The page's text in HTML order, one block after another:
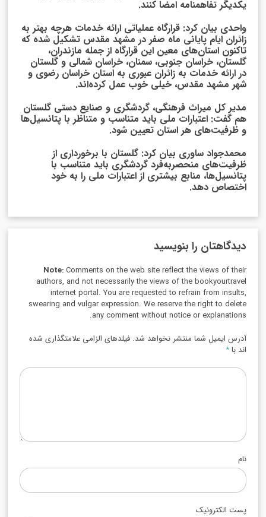
یکدیگر تفاهمنامه امضا کنند.
واحدی بیان کرد: قرارگاه عملیاتی ارائه خدمات هرچه بهتر به
زائران ایام پایانی ماه صفر در مشهد مقدس تشکیل شده که
تاکنون استان‌های معین این قرارگاه از جمله مازندران،
گلستان، خراسان جنوبی، سمنان، خراسان شمالی و گلستان
در ارائه خدمات به زائران عبوری به استان خراسان رضوی و
شهر مشهد مقدس، خیلی خوب عمل کرده‌اند.
مدیر کل میراث فرهنگی، گردشگری و صنایع دستی گلستان
هم گفت: اعتبارات ملی باید متناسب و متناظر با پتانسیل‌ها
و ظرفیت‌های هر استان تعیین شود.
محمدجواد ساوری بیان کرد: گلستان با برخورداری از
ظرفیت‌های منحصربه‌فرد گردشگری باید متناسب با
پتانسیل‌ها، منابع بیشتری از اعتبارات ملی را به خود
اختصاص دهد.
دیدگاهتان را بنویسید
Note:Comments on the web site reflect the views of their
authors, and not necessarily the views of the bookyourtravel
internet portal. You are requested to refrain from insults,
swearing and vulgar expression. We reserve the right to delete
any comment without notice or explanations.
آدرس ایمیل شما منتشر نخواهد شد. فیلدهای الزامی علامتگذاری شده
اند با*
نام
پست الکترونیک